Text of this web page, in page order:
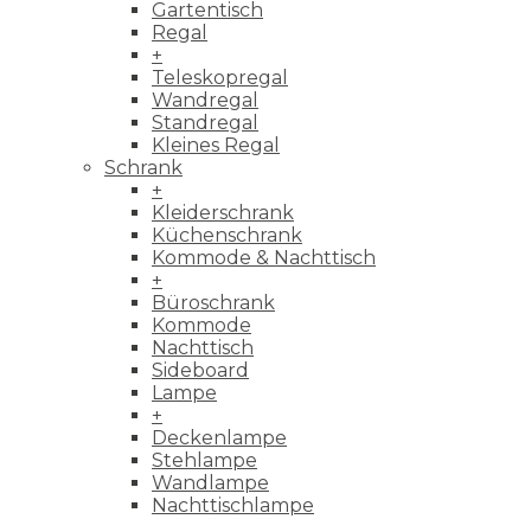
Gartentisch
Regal
+
Teleskopregal
Wandregal
Standregal
Kleines Regal
Schrank
+
Kleiderschrank
Küchenschrank
Kommode & Nachttisch
+
Büroschrank
Kommode
Nachttisch
Sideboard
Lampe
+
Deckenlampe
Stehlampe
Wandlampe
Nachttischlampe